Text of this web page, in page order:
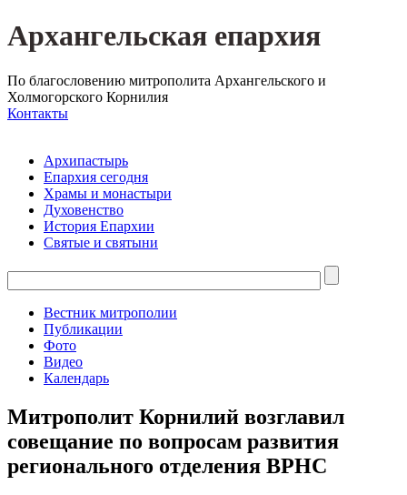
Архангельская епархия
По благословению митрополита Архангельского и
Холмогорского Корнилия
Контакты
Архипастырь
Епархия сегодня
Храмы и монастыри
Духовенство
История Епархии
Святые и святыни
Вестник митрополии
Публикации
Фото
Видео
Календарь
Митрополит Корнилий возглавил
совещание по вопросам развития
регионального отделения ВРНС